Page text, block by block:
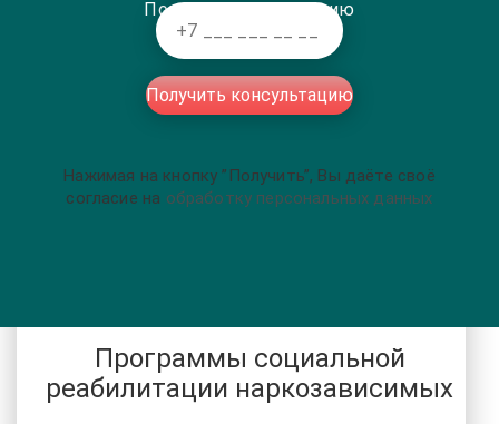
Получить консультацию
Получить консультацию
Нажимая на кнопку ”Получить”, Вы даёте своё
согласие на обработку персональных данных
Программы социальной
реабилитации наркозависимых